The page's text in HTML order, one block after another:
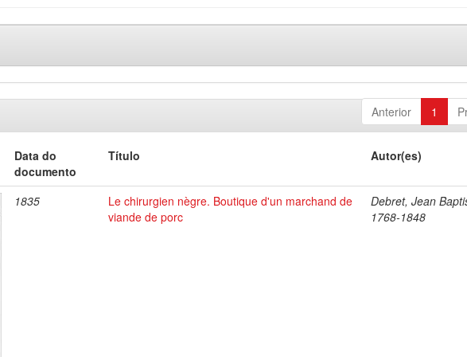
Anterior 1
Data do
documento
Título Autor(es)
1835
Le chirurgien nègre. Boutique d'un marchand de
viande de porc
Debret, Jean
1768-1848